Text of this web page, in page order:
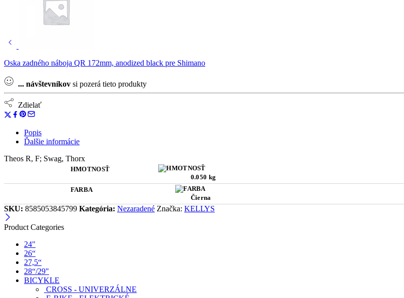
Oska zadného náboja QR 172mm, anodized black pre Shimano
... návštevníkov si pozerá tieto produkty
Zdielať
Popis
Ďalšie informácie
Theos R, F; Swag, Thorx
HMOTNOSŤ
0.050 kg
FARBA
Čierna
SKU: 8585053845799 Kategória: Nezaradené Značka: KELLYS
Product Categories
24"
26“
27,5“
28“/29"
BICYKLE
CROSS - UNIVERZÁLNE